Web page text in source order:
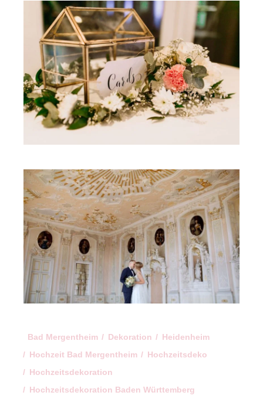
Bad Mergentheim Dekoration
Heidenheim
Hochzeit Bad Mergentheim
Hochzeitsdeko
Hochzeitsdekoration
Hochzeitsdekoration Baden Württemberg